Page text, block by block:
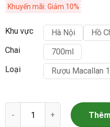
Khuyến mãi: Giảm 10%
Khu vực Hà Nội
Hồ
Chai
700ml
Loại
Rượu Macallan
Rượu Macallan 18 số lượng